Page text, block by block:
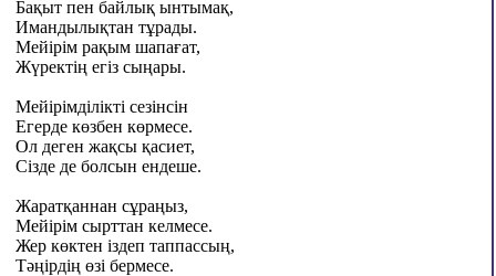
Бақыт пен байлық ынтымақ,
Имандылықтан тұрады.
Мейірім рақым шапағат,
Жүректің егіз сыңары.
Мейірімділікті сезінсін
Егерде көзбен көрмесе.
Ол деген жақсы қасиет,
Сізде де болсын ендеше.
Жаратқаннан сұраңыз,
Мейірім сырттан келмесе.
Жер көктен іздеп таппассың,
Тəңірдің өзі бермесе.